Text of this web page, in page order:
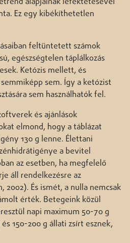
Ez egy kibékíthetetlen
feltüntetett számok
egészségtelen táplálkozás
Ketózis mellett, és
sem. Így a ketózist
sem használhatók fel.
és ajánlások
elmond, hogy a táblázat
130 g lenne. Élettani
a bevitel
az esetben, ha megfelelő
áll rendelkezésre az
És ismét, a nulla nemcsak
érték. Betegeink közül
napi maximum 50-70 g
150-200 g állati zsírt esznek,